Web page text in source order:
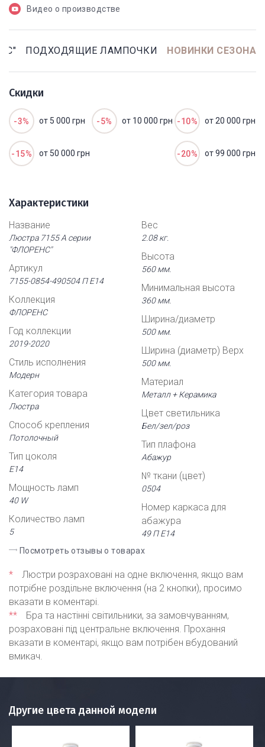
Видео о производстве
ПОДХОДЯЩИЕ ЛАМПОЧКИ НОВИНКИ СЕЗОНА
Скидки
-3% от 5 000 грн -5% от 10 000 грн -10% от 20 000 грн
-15% от 50 000 грн -20% от 99 000 грн
Характеристики
Название
Люстра 7155 А серии
"ФЛОРЕНС"
Артикул
7155-0854-490504 П Е14
Коллекция
ФЛОРЕНС
Год коллекции
2019-2020
Стиль исполнения
Модерн
Категория товара
Люстра
Способ крепления
Потолочный
Тип цоколя
Е14
Мощность ламп
40 W
Количество ламп
5
Вес
2.08 кг.
Высота
560 мм.
Минимальная высота
360 мм.
Ширина/диаметр
500 мм.
Ширина (диаметр) Верх
500 мм.
Материал
Металл + Керамика
Цвет светильника
Бел/зел/роз
Тип плафона
Абажур
№ ткани (цвет)
0504
Номер каркаса для
абажура
49 П Е14
Посмотреть отзывы о товарах
*
Люстри розраховані на одне включення, якщо вам
потрібне роздільне включення (на 2 кнопки), просимо
вказати в коментарі.
**
Бра та настінні світильники, за замовчуванням,
розраховані під центральне включення. Прохання
вказати в коментарі, якщо вам потрібен вбудований
вмикач.
Другие цвета данной модели